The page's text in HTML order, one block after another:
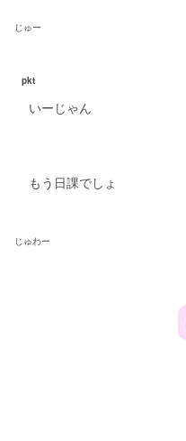
じゅー
pkt
いーじゃん
もう日課でしょ
じゅわー